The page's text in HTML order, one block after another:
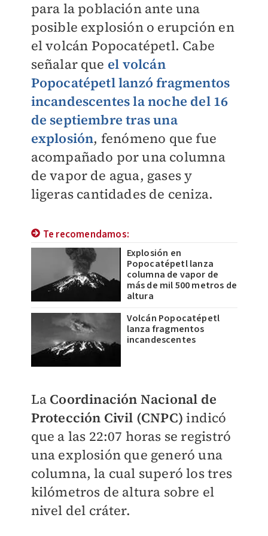
para la población ante una
posible explosión o erupción en
el volcán Popocatépetl. Cabe
señalar que el volcán
Popocatépetl lanzó fragmentos
incandescentes la noche del 16
de septiembre tras una
explosión, fenómeno que fue
acompañado por una columna
de vapor de agua, gases y
ligeras cantidades de ceniza.
Te recomendamos:
Explosión en
Popocatépetl lanza
columna de vapor de
más de mil 500 metros de
altura
Volcán Popocatépetl
lanza fragmentos
incandescentes
La Coordinación Nacional de
Protección Civil (CNPC) indicó
que a las 22:07 horas se registró
una explosión que generó una
columna, la cual superó los tres
kilómetros de altura sobre el
nivel del cráter.